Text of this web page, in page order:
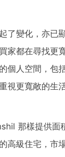
了變化，亦已
家都在尋找更
個人空間，包
視更寬敞的生
那樣提供
高級住宅，市